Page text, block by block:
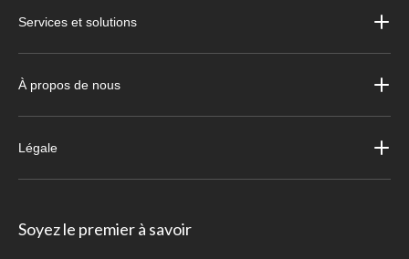
Services et solutions
À propos de nous
Légale
Soyez le premier à savoir